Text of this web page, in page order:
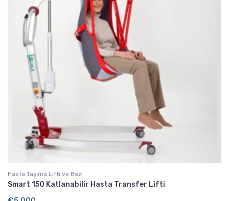
Hasta Taşıma Lifti ve Bezi
Smart 150 Katlanabilir Hasta Transfer Lifti